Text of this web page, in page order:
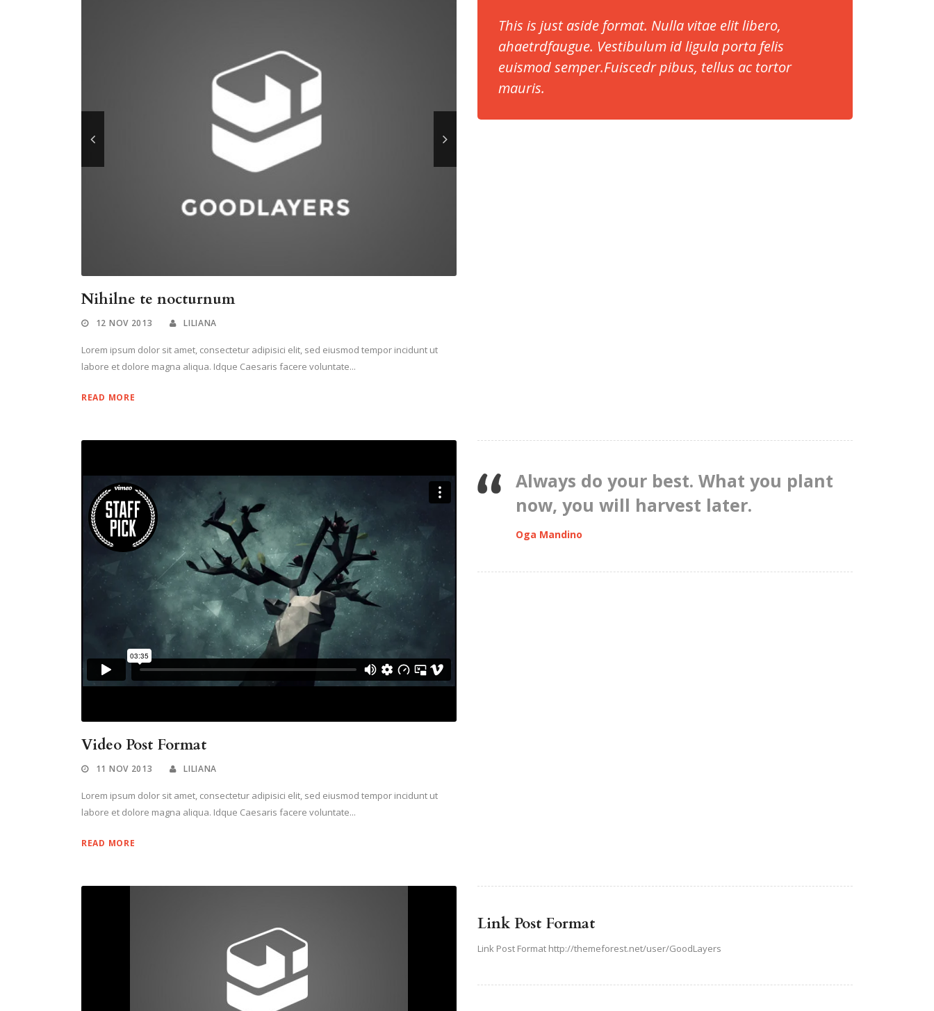
Nihilne te nocturnum
12 NOV 2013 LILIANA
Lorem ipsum dolor sit amet, consectetur adipisici elit, sed eiusmod tempor incidunt ut
labore et dolore magna aliqua. Idque Caesaris facere voluntate...
READ MORE
This is just aside format. Nulla vitae elit libero,
ahaetrdfaugue. Vestibulum id ligula porta felis
euismod semper.Fuiscedr pibus, tellus ac tortor
mauris.
Video Post Format
11 NOV 2013 LILIANA
Lorem ipsum dolor sit amet, consectetur adipisici elit, sed eiusmod tempor incidunt ut
labore et dolore magna aliqua. Idque Caesaris facere voluntate...
READ MORE
Always do your best. What you plant
now, you will harvest later.
Oga Mandino
Link Post Format
Link Post Format http://themeforest.net/user/GoodLayers